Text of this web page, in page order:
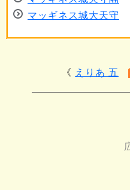
マッギネス城大天守
えりあ 五